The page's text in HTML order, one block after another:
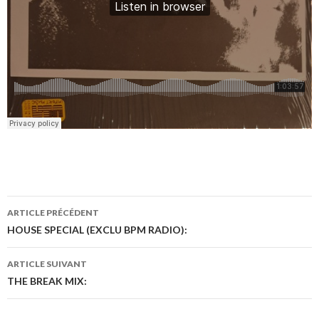
Navigation
des
articles
ARTICLE PRÉCÉDENT
HOUSE SPECIAL (EXCLU BPM RADIO):
ARTICLE SUIVANT
THE BREAK MIX: